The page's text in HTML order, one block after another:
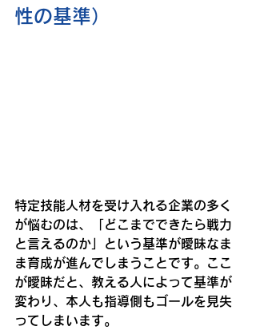
性の基準）
特定技能人材を受け入れる企業の多く
が悩むのは、「どこまでできたら戦力
と言えるのか」という基準が曖昧なま
ま育成が進んでしまうことです。ここ
が曖昧だと、教える人によって基準が
変わり、本人も指導側もゴールを見失
ってしまいます。